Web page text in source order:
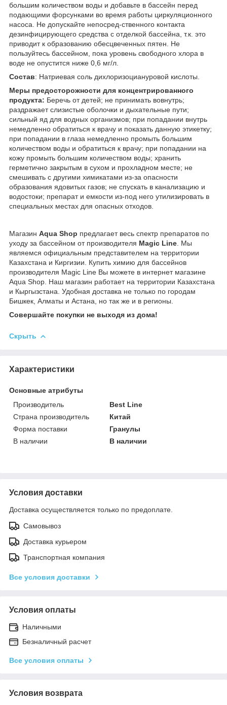
большим количеством воды и добавьте в бассейн перед
подающими форсунками во время работы циркуляционного
насоса. Не допускайте непосред-ственного контакта
дезинфицирующего средства с отделкой бассейна, т.к. это
приводит к образованию обесцвеченных пятен. Не
пользуйтесь бассейном, пока уровень свободного хлора в
воде не опустится ниже 0,6 мг/л.
Состав: Натриевая соль дихлоризоциануровой кислоты.
Меры предосторожности для концентрированного
продукта: Беречь от детей; не принимать вовнутрь;
раздражает слизистые оболочки и дыхательные пути;
сильный яд для водных организмов; при попадании внутрь
немедленно обратиться к врачу и показать данную этикетку;
при попадании в глаза немедленно промыть большим
количеством воды и обратиться к врачу; при попадании на
кожу промыть большим количеством воды; хранить
герметично закрытым в сухом и прохладном месте; не
смешивать с другими химикатами из-за опасности
образования ядовитых газов; не спускать в канализацию и
водостоки; препарат и емкости из-под него утилизировать в
специальных местах для опасных отходов.
Магазин Aqua Shop предлагает весь спектр препаратов по
уходу за бассейном от производителя Magic Line . Мы
являемся официальным представителем на территории
Казахстана и Киргизии. Купить химию для бассейнов
производителя Magic Line Вы можете в интернет магазине
Aqua Shop. Наш магазин работает на территории Казахстана
и Кыргызстана. Удобная доставка не только по городам
Бишкек, Алматы и Астана, но так же и в регионы.
Совершайте покупки не выходя из дома!
Скрыть
Характеристики
Основные атрибуты
Производитель
Best Line
Страна производитель
Китай
Форма поставки
Гранулы
В наличии
В наличии
Условия доставки
Доставка осуществляется только по предоплате.
Самовывоз
Доставка курьером
Транспортная компания
Все условия доставки
Условия оплаты
Наличными
Безналичный расчет
Все условия оплаты
Условия возврата